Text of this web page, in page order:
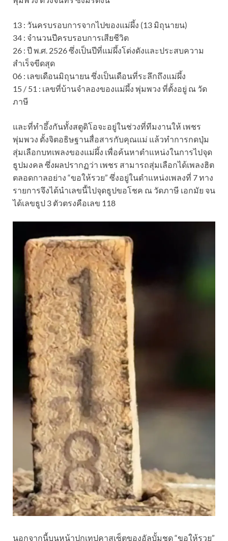
13 : วันครบรอบการจากไปของแม่ผึ้ง (13 มิถุนายน)
34 : จำนวนปีครบรอบการเสียชีวิต
26 : ปี พ.ศ. 2526 ซึ่งเป็นปีที่แม่ผึ้งโด่งดังและประสบความ
สำเร็จขีดสุด
06 : เลขเดือนมิถุนายน ซึ่งเป็นเดือนที่ระลึกถึงแม่ผึ้ง
15 / 51 : เลขที่บ้านจำลองของแม่ผึ้ง พุ่มพวง ที่ตั้งอยู่ ณ วัด
ภาษี
และที่ทำอึ้งกันทั้งสตูดิโอจะอยู่ในช่วงที่ทีมงานให้ เพชร
พุ่มพวง ตั้งจิตอธิษฐานสื่อสารกับคุณแม่ แล้วทำการกดปุ่ม
สุ่มเลือกบทเพลงของแม่ผึ้ง เพื่อค้นหาตำแหน่งในการไปจุด
ธูปมงคล ซึ่งผลปรากฏว่า เพชร สามารถสุ่มเลือกได้เพลงฮิต
ตลอดกาลอย่าง “ขอให้รวย” ซึ่งอยู่ในตำแหน่งเพลงที่ 7 ทาง
รายการจึงได้นำเลขนี้ไปจุดธูปขอโชค ณ วัดภาษี เอกมัย จน
ได้เลขธูป 3 ตัวตรงคือเลข 118
นอกจากนี้บนหน้าปกเทปคาสเซ็ตของอัลบั้มชุด “ขอให้รวย”